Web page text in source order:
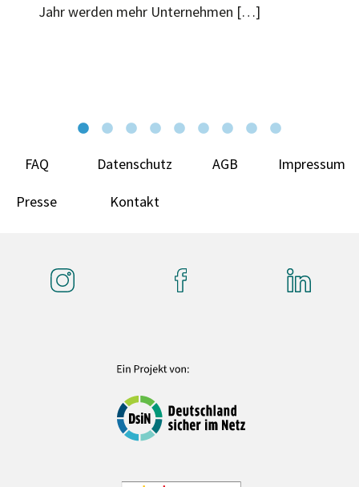
Jahr werden mehr Unternehmen […]
FAQ Datenschutz AGB Impressum
Presse Kontakt